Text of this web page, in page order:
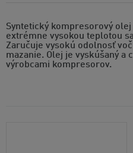
Syntetický kompresorový
extrémne vysokou teplotou
Zaručuje vysokú odolnosť
mazanie. Olej je vyskúšaný a
výrobcami kompresorov.